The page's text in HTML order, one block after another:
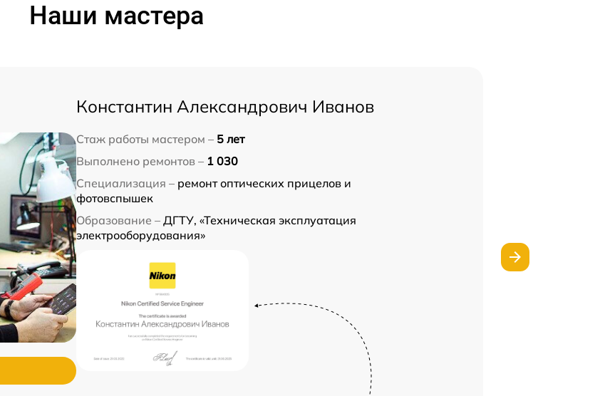
Наши мастера
Константин Александрович Иванов
Стаж работы мастером – 5 лет
Выполнено ремонтов – 1 030
Специализация – ремонт оптических прицелов и
фотовспышек
Образование – ДГТУ, «Техническая эксплуатация
электрооборудования»